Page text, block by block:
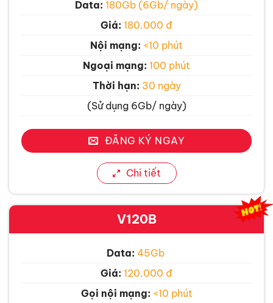
Data: 180Gb (6Gb/ ngày)
Giá: 180.000 đ
Nội mạng: <10 phút
Ngoại mạng: 100 phút
Thời hạn: 30 ngày
(Sử dụng 6Gb/ ngày)
ĐĂNG KÝ NGAY
Chi tiết
V120B
Data: 45Gb
Giá: 120.000 đ
Gọi nội mạng: <10 phút